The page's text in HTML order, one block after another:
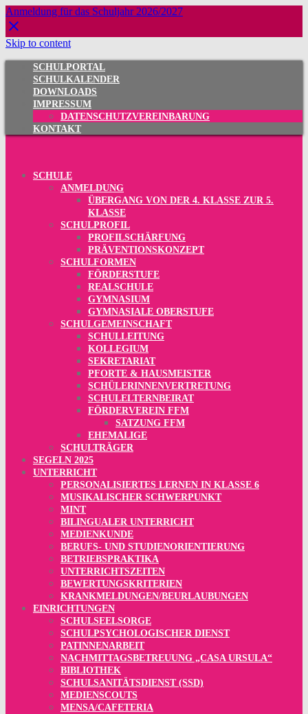
Anmeldung für das Schuljahr 2026/2027
Skip to content
SCHULPORTAL
SCHULKALENDER
DOWNLOADS
IMPRESSUM
DATENSCHUTZVEREINBARUNG
KONTAKT
SCHULE
ANMELDUNG
ÜBERGANG VON DER 4. KLASSE ZUR 5.
KLASSE
SCHULPROFIL
PROFILSCHÄRFUNG
PRÄVENTIONSKONZEPT
SCHULFORMEN
FÖRDERSTUFE
REALSCHULE
GYMNASIUM
GYMNASIALE OBERSTUFE
SCHULGEMEINSCHAFT
SCHULLEITUNG
KOLLEGIUM
SEKRETARIAT
PFORTE & HAUSMEISTER
SCHÜLERINNENVERTRETUNG
SCHULELTERNBEIRAT
FÖRDERVEREIN FFM
SATZUNG FFM
EHEMALIGE
SCHULTRÄGER
SEGELN 2025
UNTERRICHT
PERSONALISIERTES LERNEN IN KLASSE 6
MUSIKALISCHER SCHWERPUNKT
MINT
BILINGUALER UNTERRICHT
MEDIENKUNDE
BERUFS- UND STUDIENORIENTIERUNG
BETRIEBSPRAKTIKA
UNTERRICHTSZEITEN
BEWERTUNGSKRITERIEN
KRANKMELDUNGEN/BEURLAUBUNGEN
EINRICHTUNGEN
SCHULSEELSORGE
SCHULPSYCHOLOGISCHER DIENST
PATINNENARBEIT
NACHMITTAGSBETREUUNG „CASA URSULA“
BIBLIOTHEK
SCHULSANITÄTSDIENST (SSD)
MEDIENSCOUTS
MENSA/CAFETERIA